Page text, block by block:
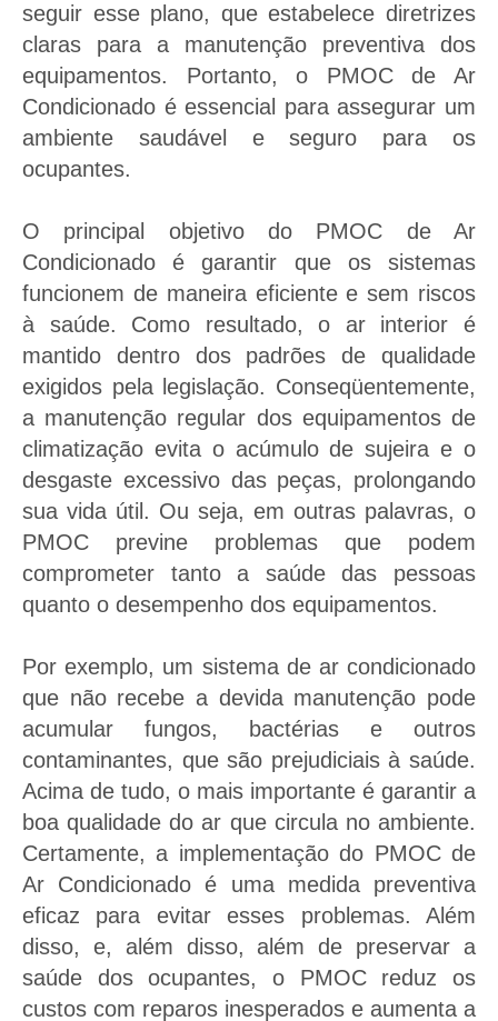
bem estar para sua
empresas e negócios
através do Plano De
Manutenção, Operação e
Controle.
Solicitar orçamento
de PMOC
seguir esse plano, que estabelece diretrizes
claras para a manutenção preventiva dos
equipamentos. Portanto, o PMOC de Ar
Condicionado é essencial para assegurar um
ambiente saudável e seguro para os
ocupantes.
O principal objetivo do PMOC de Ar
Condicionado é garantir que os sistemas
funcionem de maneira eficiente e sem riscos
à saúde. Como resultado, o ar interior é
mantido dentro dos padrões de qualidade
exigidos pela legislação. Conseqüentemente,
a manutenção regular dos equipamentos de
climatização evita o acúmulo de sujeira e o
desgaste excessivo das peças, prolongando
sua vida útil. Ou seja, em outras palavras, o
PMOC previne problemas que podem
comprometer tanto a saúde das pessoas
quanto o desempenho dos equipamentos.
Por exemplo, um sistema de ar condicionado
que não recebe a devida manutenção pode
acumular fungos, bactérias e outros
contaminantes, que são prejudiciais à saúde.
Acima de tudo, o mais importante é garantir a
boa qualidade do ar que circula no ambiente.
Certamente, a implementação do PMOC de
Ar Condicionado é uma medida preventiva
eficaz para evitar esses problemas. Além
disso, e, além disso, além de preservar a
saúde dos ocupantes, o PMOC reduz os
custos com reparos inesperados e aumenta a